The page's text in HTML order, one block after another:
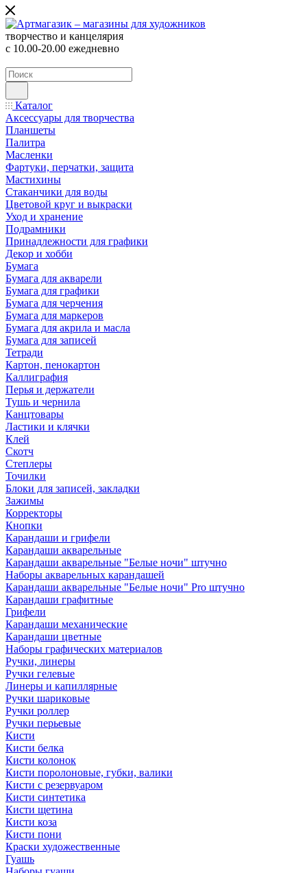
творчество и канцелярия
с 10.00-20.00 ежедневно
Каталог
Аксессуары для творчества
Планшеты
Палитра
Масленки
Фартуки, перчатки, защита
Мастихины
Стаканчики для воды
Цветовой круг и выкраски
Уход и хранение
Подрамники
Принадлежности для графики
Декор и хобби
Бумага
Бумага для акварели
Бумага для графики
Бумага для черчения
Бумага для маркеров
Бумага для акрила и масла
Бумага для записей
Тетради
Картон, пенокартон
Каллиграфия
Перья и держатели
Тушь и чернила
Канцтовары
Ластики и клячки
Клей
Скотч
Степлеры
Точилки
Блоки для записей, закладки
Зажимы
Корректоры
Кнопки
Карандаши и грифели
Карандаши акварельные
Карандаши акварельные "Белые ночи" штучно
Наборы акварельных карандашей
Карандаши акварельные "Белые ночи" Pro штучно
Карандаши графитные
Грифели
Карандаши механические
Карандаши цветные
Наборы графических материалов
Ручки, линеры
Ручки гелевые
Линеры и капиллярные
Ручки шариковые
Ручки роллер
Ручки перьевые
Кисти
Кисти белка
Кисти колонок
Кисти поролоновые, губки, валики
Кисти с резервуаром
Кисти синтетика
Кисти щетина
Кисти коза
Кисти пони
Краски художественные
Гуашь